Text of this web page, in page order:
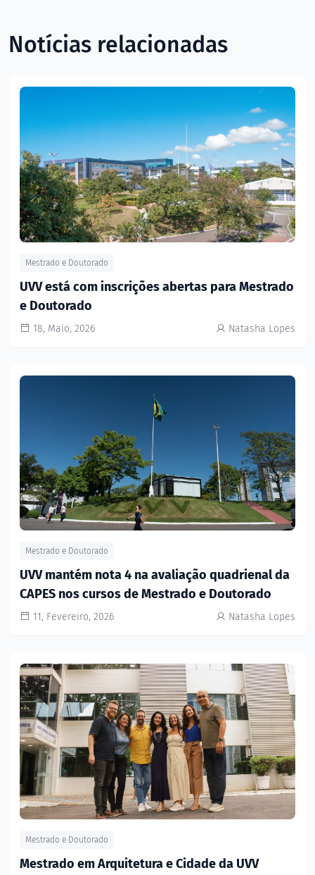
Notícias relacionadas
Mestrado e Doutorado
UVV está com inscrições abertas para Mestrado
e Doutorado
18, Maio, 2026 Natasha Lopes
Mestrado e Doutorado
UVV mantém nota 4 na avaliação quadrienal da
CAPES nos cursos de Mestrado e Doutorado
11, Fevereiro, 2026 Natasha Lopes
Mestrado e Doutorado
Mestrado em Arquitetura e Cidade da UVV